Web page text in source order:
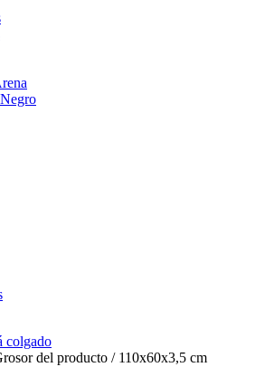
colgado
del producto / 110x60x3,5 cm